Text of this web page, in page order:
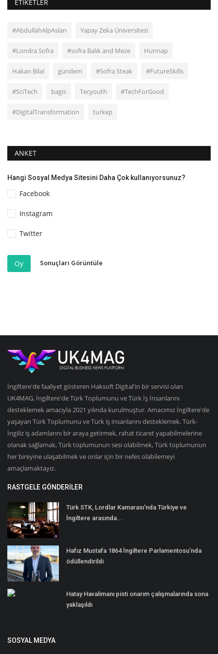
ETIKETLER
#AbdullahAlpAslan Yapay Zeka Üniversitesi
#Londra Sofra #sofra Balık and Meze Hunnap
Hakan Bilal gündem #Sofra Steak #FutureSkills
#SciTech bagis Tecyouth #TechForGood
#DigitalTransformation turkep
ANKET
Hangi Sosyal Medya Sitesini Daha Çok kullanıyorsunuz?
Facebook
Instagram
Twitter
Oy Sonuçları Görüntüle
İngiltere'de faaliyet gösteren Haksoft Digital'in bir servisi olan
UK4MAG, İngiltere'de Türk Toplumunu ve Türk İş İnsanlarını
desteklemek amacıyla 2021 yılında kurulmuştur. Amacımız İngiltere'de
yaşayan Türk Toplumunu ve Türk iş insanlarını desteklemek. Türk-
İngiliz iş adamlarını bir araya getirmek, rahat ticaret yapabilmelerine
olanak sağlamak, Türk toplumunun sesi olabilmek, Türk toplumunun
her bireyine ulaşabilmek ve onlar için bir nefes olabilemeyi
amaçlamaktayız.
RASTGELE GÖNDERILER
Türk STK, Lordlar Kamarası'nda Türkiye ve
İngiltere arasında...
Hafız Mustafa 1864 İngiltere Parlamentosu’nda
ödüllendirildi
Hatay Havalimanı pisti onarım çalışmalarında sona
yaklaşıldı
SOSYAL MEDYA